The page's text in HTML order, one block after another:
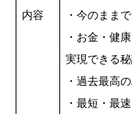
内容
・今のまま
・お金・健
実現できる
・過去最高
・最短・最